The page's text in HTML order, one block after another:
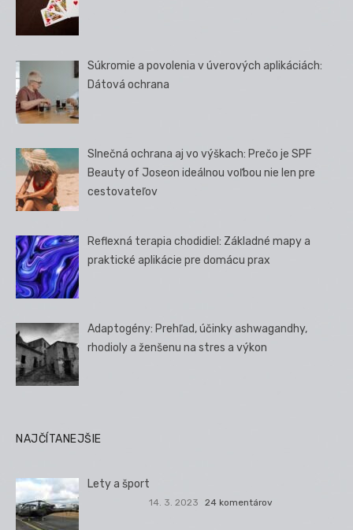
Súkromie a povolenia v úverových aplikáciách:
Dátová ochrana
Slnečná ochrana aj vo výškach: Prečo je SPF
Beauty of Joseon ideálnou voľbou nie len pre
cestovateľov
Reflexná terapia chodidiel: Základné mapy a
praktické aplikácie pre domácu prax
Adaptogény: Prehľad, účinky ashwagandhy,
rhodioly a ženšenu na stres a výkon
NAJČÍTANEJŠIE
Lety a šport
14. 3. 2023 24 komentárov